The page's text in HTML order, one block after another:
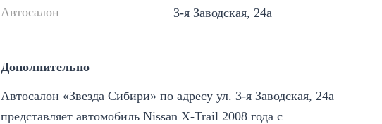
Автосалон
3-я Заводская, 24а
Дополнительно
Автосалон «Звезда Сибири» по адресу ул. 3-я Заводская, 24а
представляет автомобиль Nissan X-Trail 2008 года с